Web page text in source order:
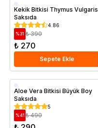
Saksıda
Kekik Bitkisi Thymus Vulgaris
Saksıda
4.86
%31 ₺ 390
₺ 270
Sepete Ekle
Saksıda
Aloe Vera Bitkisi Büyük Boy
Saksıda
5
%41 ₺ 490